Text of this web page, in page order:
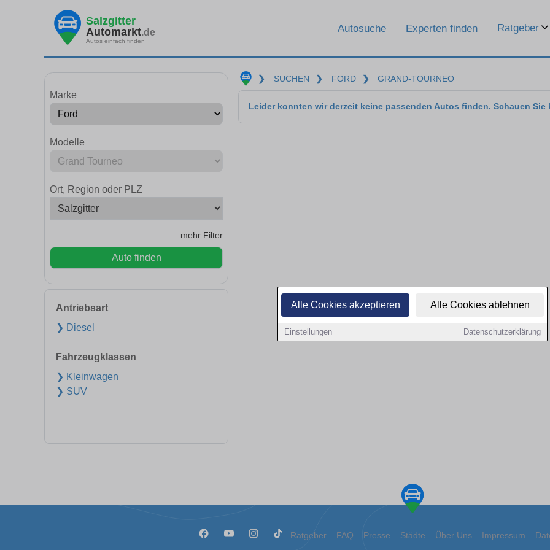
Alle Cookies akzeptieren Alle Cookies ablehnen
Einstellungen Datenschutzerklärung
Salzgitter
Automarkt.de
Autos einfach finden
Autosuche Experten finden Ratgeber
Marke
Modelle
Ort, Region oder PLZ
mehr Filter
Auto finden
Antriebsart
❯ Diesel
Fahrzeugklassen
❯ Kleinwagen
❯ SUV
❯ SUCHEN ❯ FORD ❯ GRAND-TOURNEO
Leider konnten wir derzeit keine passenden Autos finden. Schauen Sie
Ratgeber FAQ Presse Städte Über Uns Impressum